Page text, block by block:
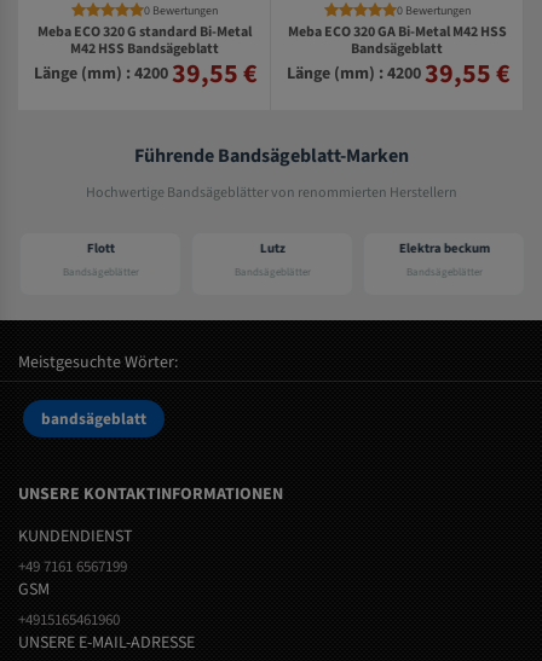
0 Bewertungen
Meba ECO 320 G standard Bi-Metal
M42 HSS Bandsägeblatt
Länge (mm) : 420039,55 €
0 Bewertungen
Meba ECO 320 GA Bi-Metal M42 HSS
Bandsägeblatt
Länge (mm) : 420039,55 €
Führende Bandsägeblatt-Marken
Hochwertige Bandsägeblätter von renommierten Herstellern
Flott
Bandsägeblätter
Lutz
Bandsägeblätter
Elektra beckum
Bandsägeblätter
Meistgesuchte Wörter:
bandsägeblatt
UNSERE KONTAKTINFORMATIONEN
KUNDENDIENST
+49 7161 6567199
GSM
+4915165461960
UNSERE E-MAIL-ADRESSE